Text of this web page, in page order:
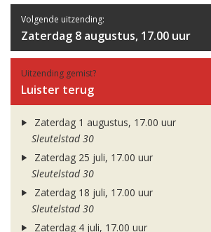
Volgende uitzending:
Zaterdag 8 augustus, 17.00 uur
Uitzending gemist?
Luister terug
Zaterdag 1 augustus, 17.00 uur
Sleutelstad 30
Zaterdag 25 juli, 17.00 uur
Sleutelstad 30
Zaterdag 18 juli, 17.00 uur
Sleutelstad 30
Zaterdag 4 juli, 17.00 uur